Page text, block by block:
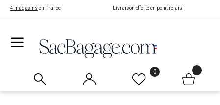
4 magasins en France Livraison offerte en point relais
0